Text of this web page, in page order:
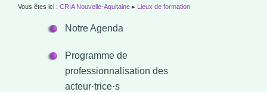
Vous êtes ici : CRIA Nouvelle-Aquitaine ▸ Lieux de formation
Notre Agenda
Programme de
professionnalisation des
acteur·trice·s